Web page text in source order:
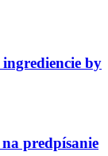
by
predpísanie